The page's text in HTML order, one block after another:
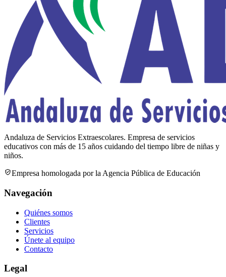
Andaluza de Servicios Extraescolares. Empresa de servicios
educativos con más de 15 años cuidando del tiempo libre de niñas y
niños.
Empresa homologada por la Agencia Pública de Educación
Navegación
Quiénes somos
Clientes
Servicios
Únete al equipo
Contacto
Legal